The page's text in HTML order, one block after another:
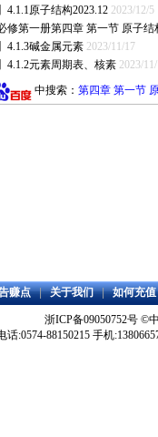
4.1.1原子结构2023.12 2023/12/5
修第一册第四章 第一节 原子
4.1.3碱金属元素 2023/11/17
4.1.2元素周期表、核素 2023/
中搜索： 第四章 第一节
赚点|关于我们|如何充值
浙ICP备09050752号 ©
话:0574-88150215 手机